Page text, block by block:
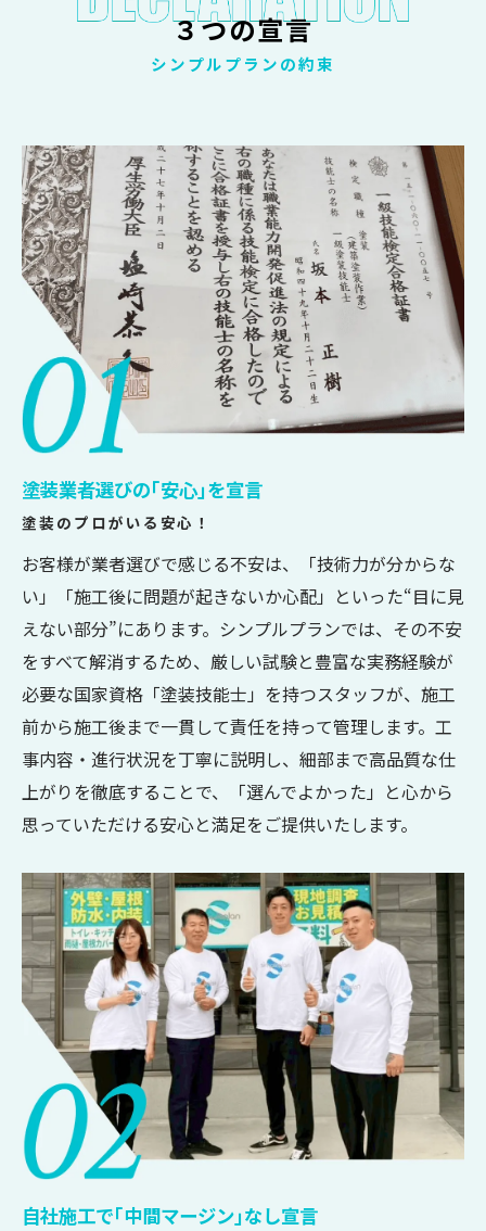
シンプルプランの約束
３つの宣言
塗装業者選びの｢安心｣を宣言
塗装のプロがいる安心！
お客様が業者選びで感じる不安は、「技術力が分からな
い」「施工後に問題が起きないか心配」といった“目に見
えない部分”にあります。シンプルプランでは、その不安
をすべて解消するため、厳しい試験と豊富な実務経験が
必要な国家資格「塗装技能士」を持つスタッフが、施工
前から施工後まで一貫して責任を持って管理します。工
事内容・進行状況を丁寧に説明し、細部まで高品質な仕
上がりを徹底することで、「選んでよかった」と心から
思っていただける安心と満足をご提供いたします。
自社施工で｢中間マージン｣なし宣言